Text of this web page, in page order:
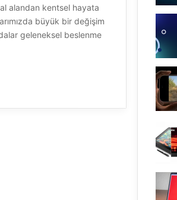
alandan kentsel hayata
büyük bir değişim
geleneksel beslenme